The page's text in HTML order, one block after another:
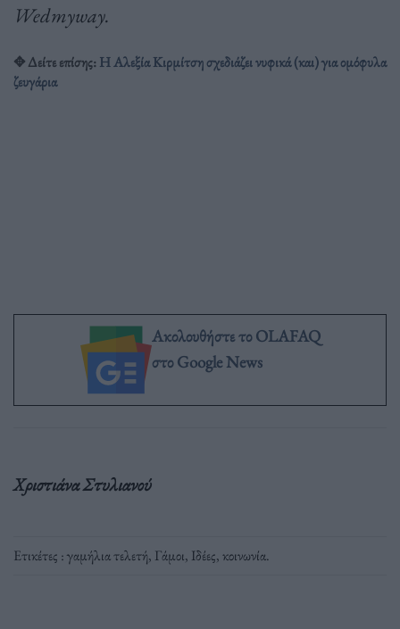
Wedmyway.
✥ Δείτε επίσης: Η Αλεξία Κιρμίτση σχεδιάζει νυφικά (και) για ομόφυλα
ζευγάρια
Ακολουθήστε το OLAFAQ
στο Google News
Χριστιάνα Στυλιανού
Ετικέτες :γαμήλια τελετή, Γάμοι, Ιδέες,κοινωνία.